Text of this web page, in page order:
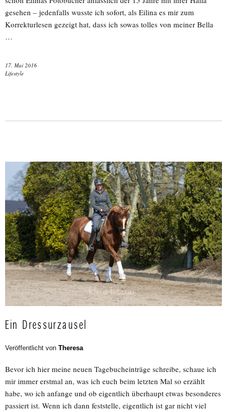
gesehen – jedenfalls wusste ich sofort, als Eilina es mir zum
Korrekturlesen gezeigt hat, dass ich sowas tolles von meiner Bella
…
17. Mai 2016
Lifestyle
Ein Dressurzausel
Veröffentlicht von Theresa
Bevor ich hier meine neuen Tagebucheinträge schreibe, schaue ich
mir immer erstmal an, was ich euch beim letzten Mal so erzählt
habe, wo ich anfange und ob eigentlich überhaupt etwas besonderes
passiert ist. Wenn ich dann feststelle, eigentlich ist gar nicht viel